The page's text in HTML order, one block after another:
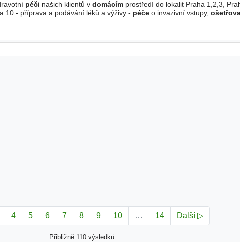
péči našich klientů v domácímprostředí do lokalit Praha 1,2,3,
10 - příprava a podávání léků a výživy - péčeo invazivní vstupy,
4 5 6 7 8 9 10 … 14 Další ▷
Přibližně 110 výsledků